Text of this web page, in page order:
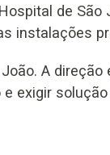
de São
instalações
A
exigir